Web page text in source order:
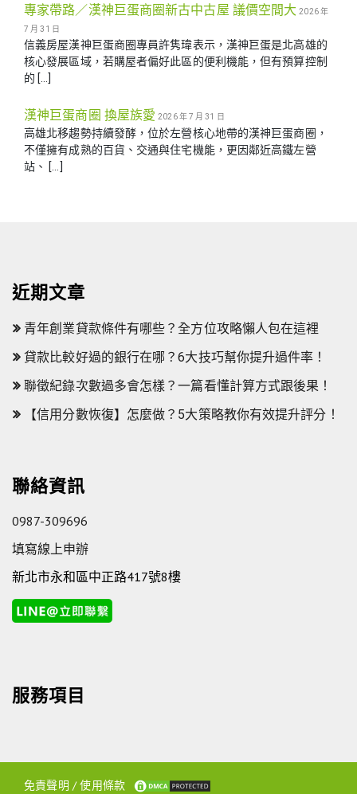
專家帶路／漢神巨蛋商圈新古中古屋 議價空間大 2026 年
7 月 31 日
信義房屋漢神巨蛋商圈專員許隽瑋表示，漢神巨蛋是北高雄的
核心發展區域，若購屋者偏好此區的便利機能，但有預算控制
的 […]
漢神巨蛋商圈 換屋族愛 2026 年 7 月 31 日
高雄北移趨勢持續發酵，位於左營核心地帶的漢神巨蛋商圈，
不僅擁有成熟的百貨、交通與住宅機能，更因鄰近高鐵左營
站、 […]
近期文章
青年創業貸款條件有哪些？全方位攻略懶人包在這裡
貸款比較好過的銀行在哪？6大技巧幫你提升過件率！
聯徵紀錄次數過多會怎樣？一篇看懂計算方式跟後果！
【信用分數恢復】怎麼做？5大策略教你有效提升評分！
聯絡資訊
0987-309696
填寫線上申辦
新北市永和區中正路417號8樓
服務項目
免責聲明 /使用條款